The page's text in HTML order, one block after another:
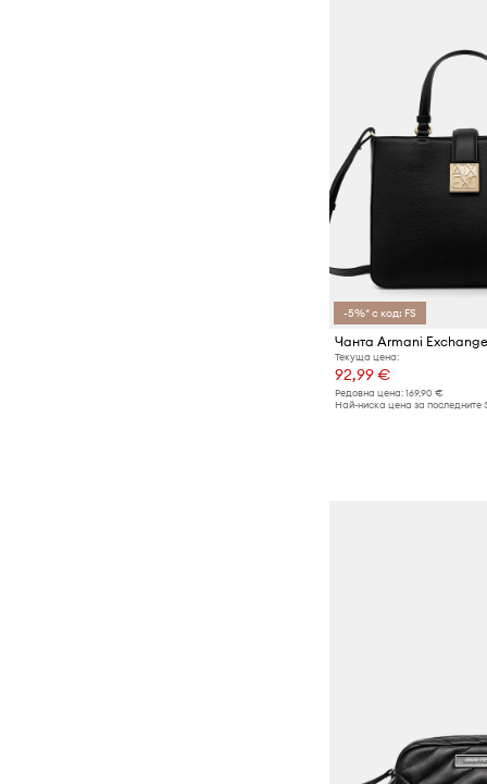
-5%* с код: FS
Чанта Armani Exchange
Текуща цена:
92,99 €
Редовна цена: 169,90 €
Най-ниска цена за последните